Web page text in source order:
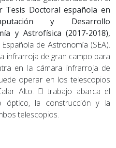
Tesis Doctoral española en
y Desarrollo
y Astrofísica (2017-2018),
de Astronomía (SEA).
infrarroja de gran campo para
en la cámara infrarroja de
operar en los telescopios
Alto. El trabajo abarca el
óptico, la construcción y la
telescopios.